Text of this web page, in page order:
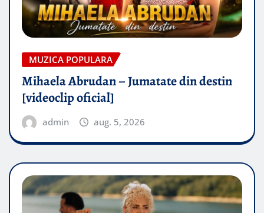
MUZICA POPULARA
Mihaela Abrudan – Jumatate din destin
[videoclip oficial]
admin aug. 5, 2026